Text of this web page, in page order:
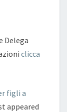
Delega
clicca
figli a
appeared